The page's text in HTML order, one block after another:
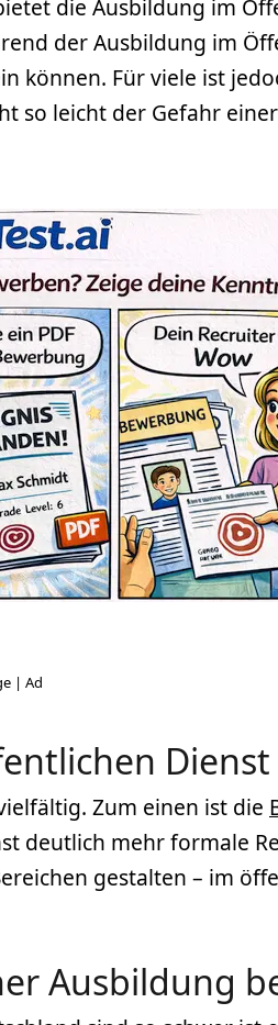
die Ausbildung im
der Ausbildung im
Für viele ist
so leicht der Gefahr
Dienst
Zum einen ist die
deutlich mehr formale
gestalten – im
Ausbildung